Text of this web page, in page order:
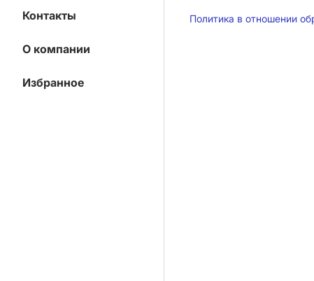
Контакты
О компании
Избранное
Политика в отношении